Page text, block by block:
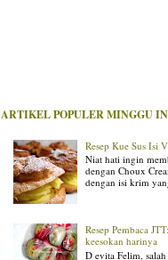
ARTIKEL POPULER MINGGU
Resep Kue Sus Isi
Niat hati ingin
dengan Choux
dengan isi krim
Resep Pembaca
keesokan harinya
D evita Felim,